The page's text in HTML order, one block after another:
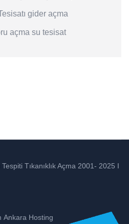
gider açma
açma su tesisat
Tıkanıklık Açma 2001- 2025 I
Ankara Hosting